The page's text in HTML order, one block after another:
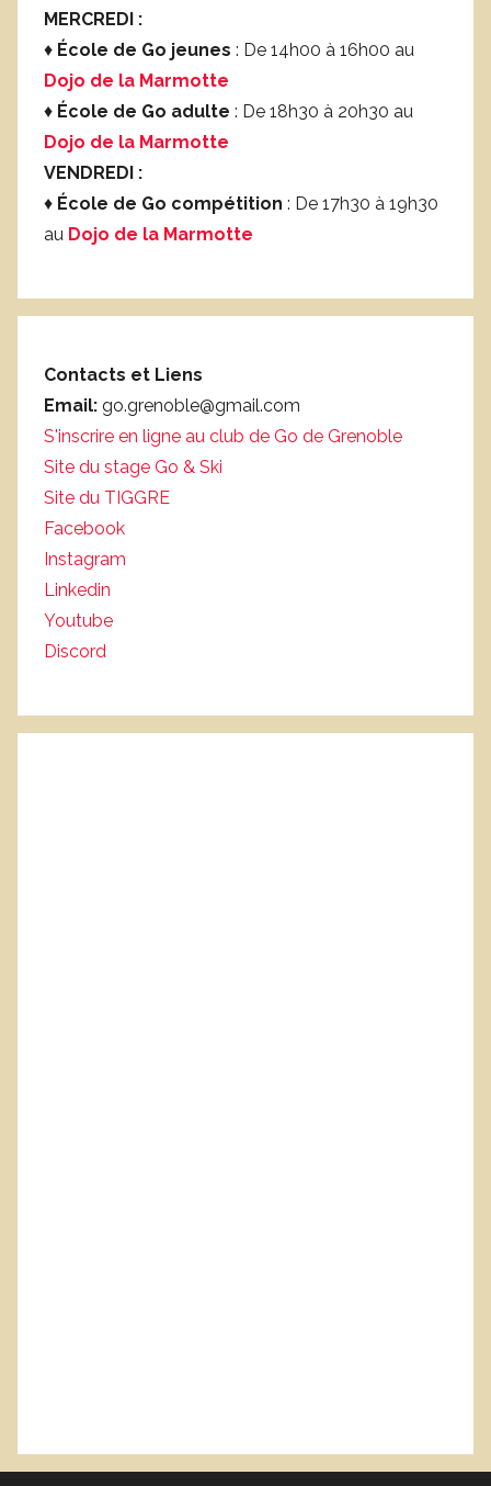
MERCREDI :
♦ École de Go jeunes : De 14h00 à 16h00 au
Dojo de la Marmotte
♦ École de Go adulte : De 18h30 à 20h30 au
Dojo de la Marmotte
VENDREDI :
♦ École de Go compétition : De 17h30 à 19h30
au Dojo de la Marmotte
Contacts et Liens
Email: go.grenoble@gmail.com
S'inscrire en ligne au club de Go de Grenoble
Site du stage Go & Ski
Site du TIGGRE
Facebook
Instagram
Linkedin
Youtube
Discord